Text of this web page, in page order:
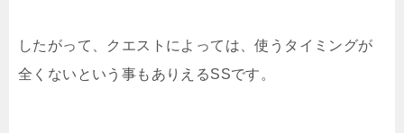
したがって、クエストによっては、使うタイミングが
全くないという事もありえるSSです。